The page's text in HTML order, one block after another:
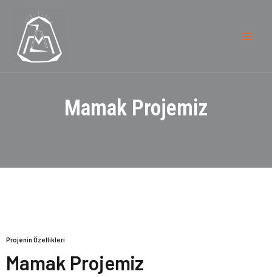
Mamak Projemiz
Projenin Özellikleri
Mamak Projemiz